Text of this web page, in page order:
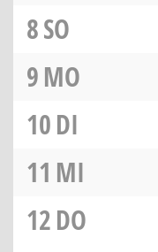
8SO
9MO
10DI
11 MI
12DO